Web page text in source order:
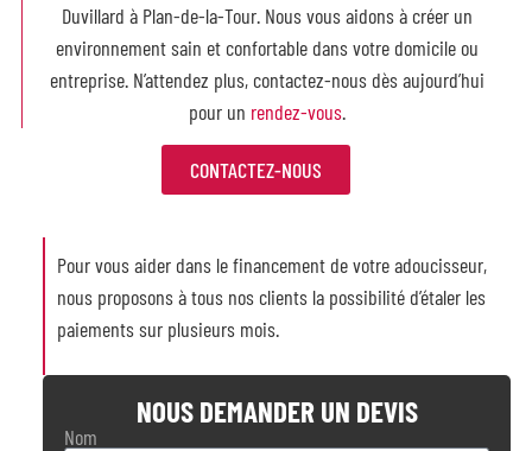
Duvillard à Plan-de-la-Tour. Nous vous aidons à créer un
environnement sain et confortable dans votre domicile ou
entreprise. N’attendez plus, contactez-nous dès aujourd’hui
pour un rendez-vous.
CONTACTEZ-NOUS
Pour vous aider dans le financement de votre adoucisseur,
nous proposons à tous nos clients la possibilité d’étaler les
paiements sur plusieurs mois.
NOUS DEMANDER UN DEVIS
Nom